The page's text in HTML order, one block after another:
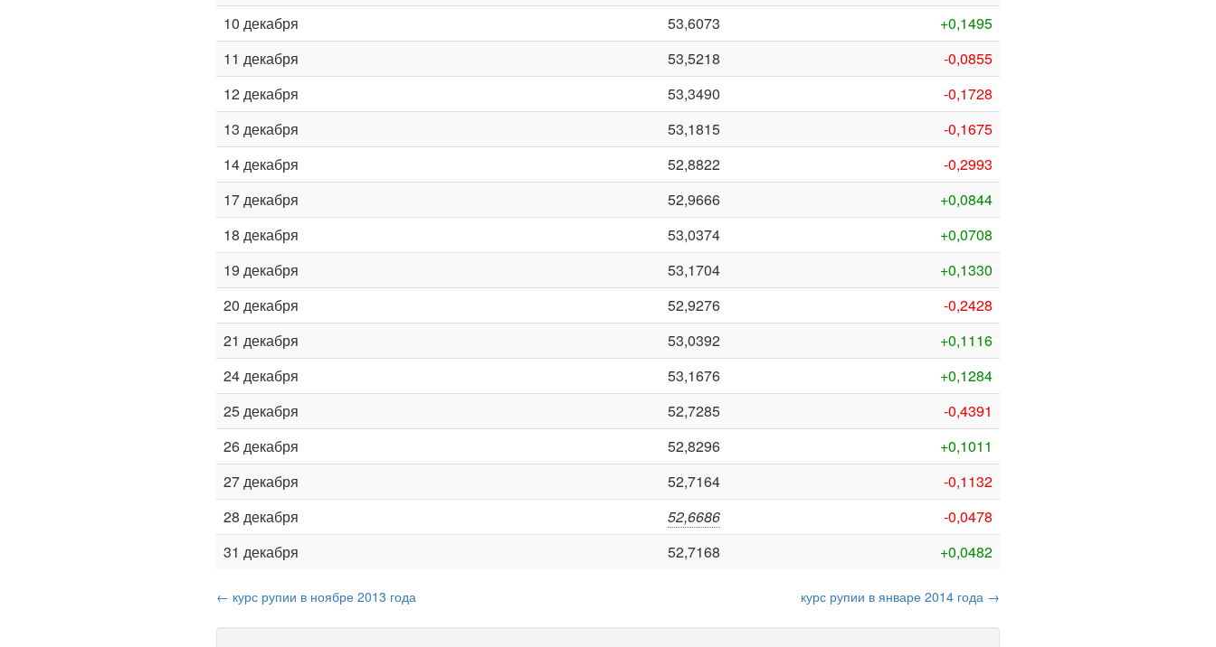
10 декабря
53,6073
+0,1495
11 декабря
53,5218
-0,0855
12 декабря
53,3490
-0,1728
13 декабря
53,1815
-0,1675
14 декабря
52,8822
-0,2993
17 декабря
52,9666
+0,0844
18 декабря
53,0374
+0,0708
19 декабря
53,1704
+0,1330
20 декабря
52,9276
-0,2428
21 декабря
53,0392
+0,1116
24 декабря
53,1676
+0,1284
25 декабря
52,7285
-0,4391
26 декабря
52,8296
+0,1011
27 декабря
52,7164
-0,1132
28 декабря
52,6686
-0,0478
31 декабря
52,7168 +0,0482
← курс рупии в ноябре 2013 года курс рупии в январе 2014 года →